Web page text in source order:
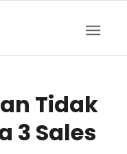
Tidak
3 Sales